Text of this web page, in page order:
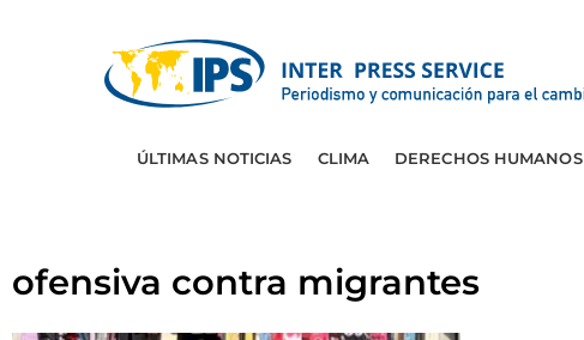
ÚLTIMAS NOTICIAS CLIMA DERECHOS HUMANOS
ofensiva contra migrantes